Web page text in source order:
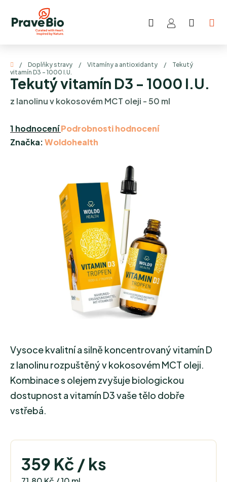
obsah
Hledat
Domů
/ Doplňky stravy / Vitamíny a antioxidanty /
Tekutý
vitamín D3 - 1000 I.U.
Vysoce kvalitní a silně koncentrovaný vitamín D
z lanolinu rozpuštěný v kokosovém MCT oleji.
Kombinace s olejem zvyšuje biologickou
dostupnost avitamín D3vaše tělo dobře
vstřebá.
359 Kč / ks
Tekutý vitamín D3 - 1000 I.U.
z lanolinu v kokosovém MCT oleji - 50 ml
Průměrné
hodnocení
1 hodnoceníPodrobnosti hodnocení
Značka:Woldohealth